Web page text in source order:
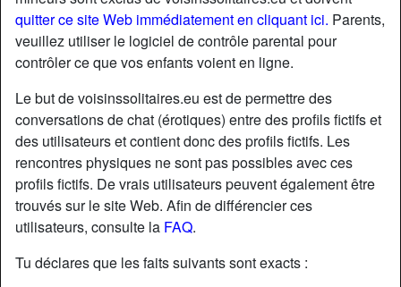
quitter ce site Web immédiatement en cliquant ici. Parents,
veuillez utiliser le logiciel de contrôle parental pour
contrôler ce que vos enfants voient en ligne.
Le but de voisinssolitaires.eu est de permettre des
conversations de chat (érotiques) entre des profils fictifs et
des utilisateurs et contient donc des profils fictifs. Les
rencontres physiques ne sont pas possibles avec ces
profils fictifs. De vrais utilisateurs peuvent également être
trouvés sur le site Web. Afin de différencier ces
utilisateurs, consulte la FAQ.
Tu déclares que les faits suivants sont exacts :
starAjouter chatDiscuter !